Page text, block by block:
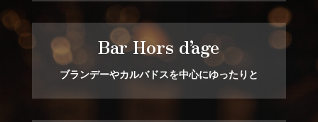
Bar Hors d’age
ブランデーやカルバドスを中心にゆったりと